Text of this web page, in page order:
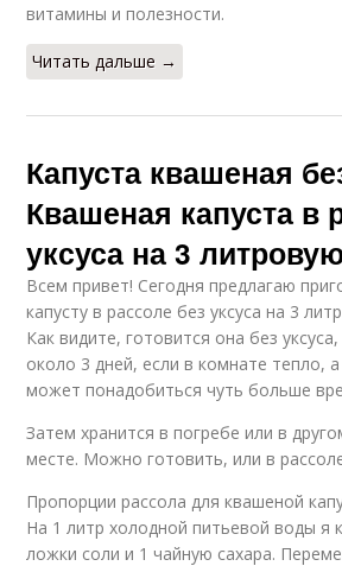
витамины и полезности.
Читать дальше →
Капуста квашеная
Квашеная капуста в
уксуса на 3
Всем привет! Сегодня предлагаю
капусту в рассоле без уксуса на 3
Как видите, готовится она без
около 3 дней, если в комнате тепло,
может понадобиться чуть больше
Затем хранится в погребе или в
месте. Можно готовить, или в
Пропорции рассола для квашеной
На 1 литр холодной питьевой воды я
ложки соли и 1 чайную сахара.